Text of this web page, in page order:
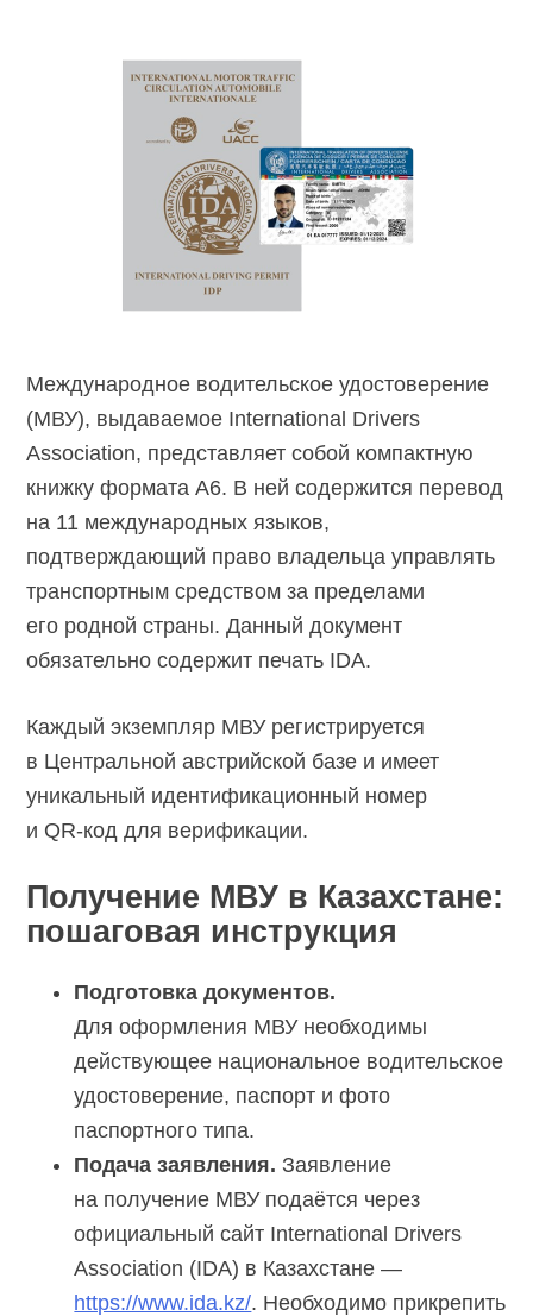
Международное водительское удостоверение
(МВУ), выдаваемое International Drivers
Association, представляет собой компактную
книжку формата А6. В ней содержится перевод
на 11 международных языков,
подтверждающий право владельца управлять
транспортным средством за пределами
его родной страны. Данный документ
обязательно содержит печать IDA.
Каждый экземпляр МВУ регистрируется
в Центральной австрийской базе и имеет
уникальный идентификационный номер
и QR-код для верификации.
Получение МВУ в Казахстане:
пошаговая инструкция
Подготовка документов.
Для оформления МВУ необходимы
действующее национальное водительское
удостоверение, паспорт и фото
паспортного типа.
Подача заявления. Заявление
на получение МВУ подаётся через
официальный сайт International Drivers
Association (IDA) в Казахстане —
https://www.ida.kz/. Необходимо прикрепить